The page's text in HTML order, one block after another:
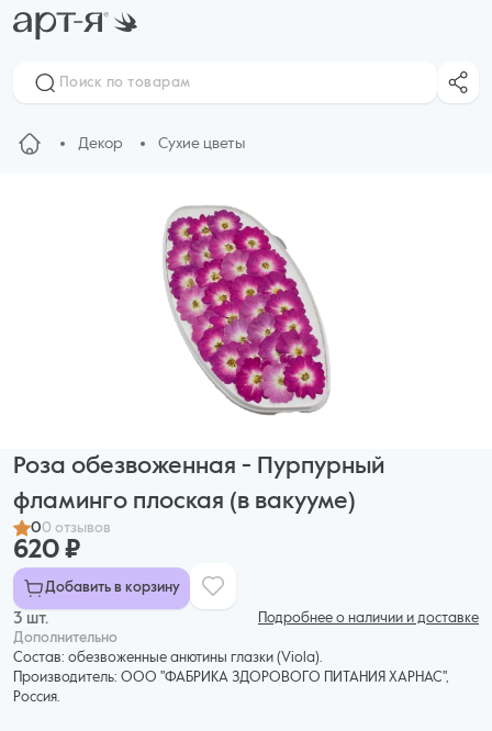
Декор Сухие цветы
Роза обезвоженная - Пурпурный
фламинго плоская (в вакууме)
00 отзывов
620 ₽
Добавить в корзину
3 шт.
Подробнее о наличии и доставке
Дополнительнo
Состав: обезвоженные анютины глазки (Viola).
Производитель: ООО "ФАБРИКА ЗДОРОВОГО ПИТАНИЯ ХАРНАС",
Россия.